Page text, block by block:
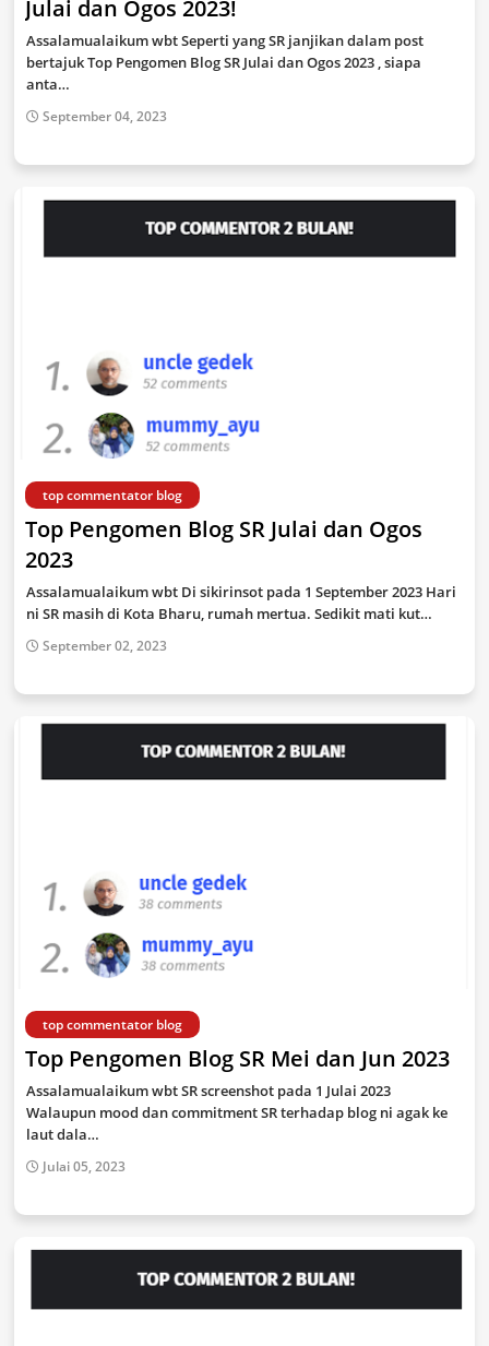
Julai dan Ogos 2023!
Assalamualaikum wbt Seperti yang SR janjikan dalam post
bertajuk Top Pengomen Blog SR Julai dan Ogos 2023 , siapa
anta…
September 04, 2023
top commentator blog
Top Pengomen Blog SR Julai dan Ogos
2023
Assalamualaikum wbt Di sikirinsot pada 1 September 2023 Hari
ni SR masih di Kota Bharu, rumah mertua. Sedikit mati kut…
September 02, 2023
top commentator blog
Top Pengomen Blog SR Mei dan Jun 2023
Assalamualaikum wbt SR screenshot pada 1 Julai 2023
Walaupun mood dan commitment SR terhadap blog ni agak ke
laut dala…
Julai 05, 2023